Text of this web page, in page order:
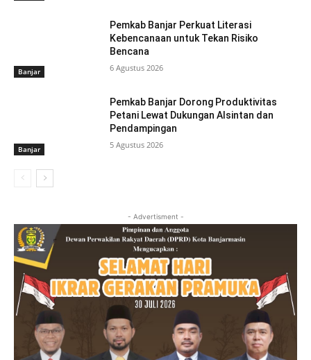
Banjar
Pemkab Banjar Perkuat Literasi
Kebencanaan untuk Tekan Risiko
Bencana
6 Agustus 2026
Banjar
Pemkab Banjar Dorong Produktivitas
Petani Lewat Dukungan Alsintan dan
Pendampingan
5 Agustus 2026
- Advertisment -